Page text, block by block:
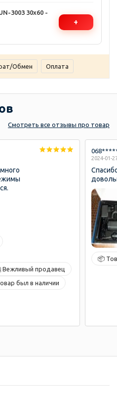
3003 30x60 -
линзы,
чехол и
+
Обмен Оплата
Смотреть все отзывы про товар
Вежливый продавец
был в наличии
2024-01-
📦